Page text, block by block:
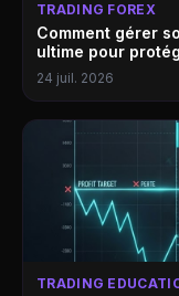
TRADING FOREX
Comment gérer
ultime pour
24 juil. 2026
TRADING